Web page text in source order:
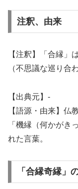
注釈、由来
【注釈】「合縁」
（不思議な巡り合
【出典元】-
【語源・由来】仏
「機縁（何かがき
れた言葉。
「合縁奇縁」